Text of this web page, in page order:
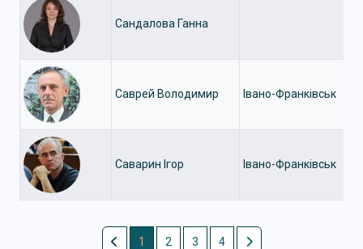
Сандалова Ганна
Саврей Володимир Івано-Франківськ
Саварин Ігор Івано-Франківськ
1 2 3 4